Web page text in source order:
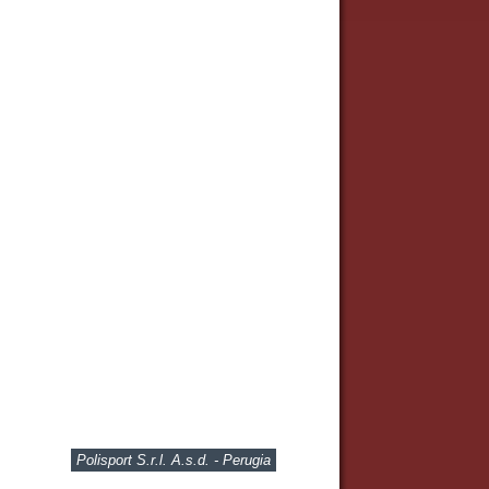
Polisport S.r.l. A.s.d. - Perugia